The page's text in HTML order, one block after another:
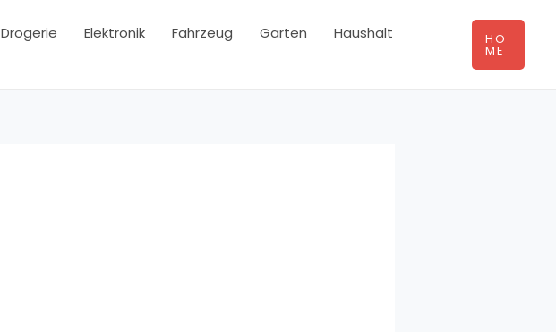
Drogerie Elektronik Fahrzeug Garten
Haushalt
HO
ME